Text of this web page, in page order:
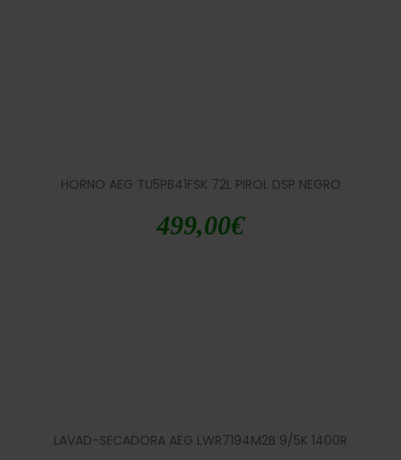
HORNO AEG TU5PB41FSK 72L PIROL DSP NEGRO
499,00€
LAVAD-SECADORA AEG LWR7194M2B 9/5K 1400R